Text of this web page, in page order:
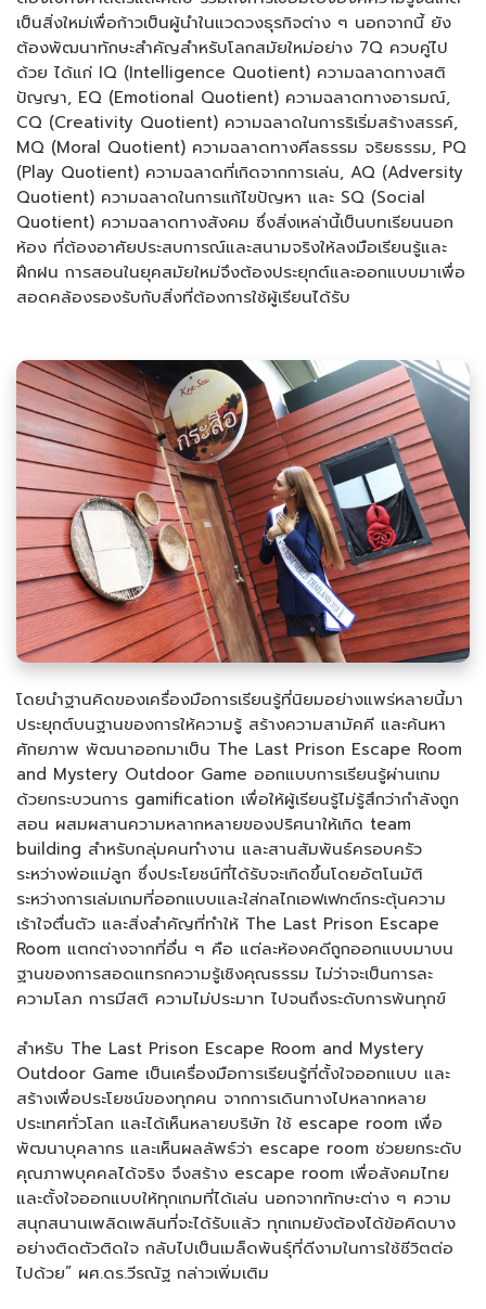
เป็นสิ่งใหม่เพื่อก้าวเป็นผู้นำในแวดวงธุรกิจต่าง ๆ นอกจากนี้ ยัง
ต้องพัฒนาทักษะสำคัญสำหรับโลกสมัยใหม่อย่าง 7Q ควบคู่ไป
ด้วย ได้แก่ IQ (Intelligence Quotient) ความฉลาดทางสติ
ปัญญา, EQ (Emotional Quotient) ความฉลาดทางอารมณ์,
CQ (Creativity Quotient) ความฉลาดในการริเริ่มสร้างสรรค์,
MQ (Moral Quotient) ความฉลาดทางศีลธรรม จริยธรรม, PQ
(Play Quotient) ความฉลาดที่เกิดจากการเล่น, AQ (Adversity
Quotient) ความฉลาดในการแก้ไขปัญหา และ SQ (Social
Quotient) ความฉลาดทางสังคม ซึ่งสิ่งเหล่านี้เป็นบทเรียนนอก
ห้อง ที่ต้องอาศัยประสบการณ์และสนามจริงให้ลงมือเรียนรู้และ
ฝึกฝน การสอนในยุคสมัยใหม่จึงต้องประยุกต์และออกแบบมาเพื่อ
สอดคล้องรองรับกับสิ่งที่ต้องการใช้ผู้เรียนได้รับ
โดยนำฐานคิดของเครื่องมือการเรียนรู้ที่นิยมอย่างแพร่หลายนี้มา
ประยุกต์บนฐานของการให้ความรู้ สร้างความสามัคคี และค้นหา
ศักยภาพ พัฒนาออกมาเป็น The Last Prison Escape Room
and Mystery Outdoor Game ออกแบบการเรียนรู้ผ่านเกม
ด้วยกระบวนการ gamification เพื่อให้ผู้เรียนรู้ไม่รู้สึกว่ากำลังถูก
สอน ผสมผสานความหลากหลายของปริศนาให้เกิด team
building สำหรับกลุ่มคนทำงาน และสานสัมพันธ์ครอบครัว
ระหว่างพ่อแม่ลูก ซึ่งประโยชน์ที่ได้รับจะเกิดขึ้นโดยอัตโนมัติ
ระหว่างการเล่มเกมที่ออกแบบและใส่กลไกเอฟเฟกต์กระตุ้นความ
เร้าใจตื่นตัว และสิ่งสำคัญที่ทำให้ The Last Prison Escape
Room แตกต่างจากที่อื่น ๆ คือ แต่ละห้องคดีถูกออกแบบมาบน
ฐานของการสอดแทรกความรู้เชิงคุณธรรม ไม่ว่าจะเป็นการละ
ความโลภ การมีสติ ความไม่ประมาท ไปจนถึงระดับการพ้นทุกข์
สำหรับ The Last Prison Escape Room and Mystery
Outdoor Game เป็นเครื่องมือการเรียนรู้ที่ตั้งใจออกแบบ และ
สร้างเพื่อประโยชน์ของทุกคน จากการเดินทางไปหลากหลาย
ประเทศทั่วโลก และได้เห็นหลายบริษัท ใช้ escape room เพื่อ
พัฒนาบุคลากร และเห็นผลลัพธ์ว่า escape room ช่วยยกระดับ
คุณภาพบุคคลได้จริง จึงสร้าง escape room เพื่อสังคมไทย
และตั้งใจออกแบบให้ทุกเกมที่ได้เล่น นอกจากทักษะต่าง ๆ ความ
สนุกสนานเพลิดเพลินที่จะได้รับแล้ว ทุกเกมยังต้องได้ข้อคิดบาง
อย่างติดตัวติดใจ กลับไปเป็นเมล็ดพันธุ์ที่ดีงามในการใช้ชีวิตต่อ
ไปด้วย” ผศ.ดร.วีรณัฐ กล่าวเพิ่มเติม